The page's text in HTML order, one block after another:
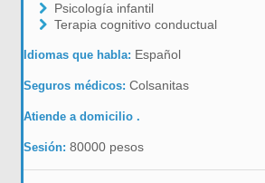
Psicología infantil
Terapia cognitivo conductual
Idiomas que habla: Español
Seguros médicos:Colsanitas
Atiende a domicilio .
Sesión:80000 pesos